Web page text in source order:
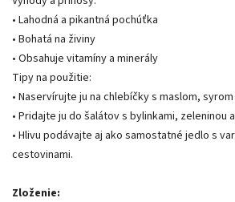
• Lahodná a pikantná pochúťka
• Bohatá na živiny
• Obsahuje vitamíny a minerály
Tipy na použitie:
• Naservírujte ju na chlebíčky s maslom,
• Pridajte ju do šalátov s bylinkami, zeleninou
• Hlivu podávajte aj ako samostatné jedlo s
cestovinami.
Zloženie: